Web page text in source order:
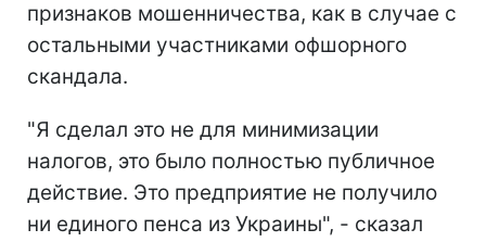
признаков мошенничества, как в случае с
остальными участниками офшорного
скандала.
"Я сделал это не для минимизации
налогов, это было полностью публичное
действие. Это предприятие не получило
ни единого пенса из Украины", - сказал